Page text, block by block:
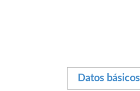
Datos básicos